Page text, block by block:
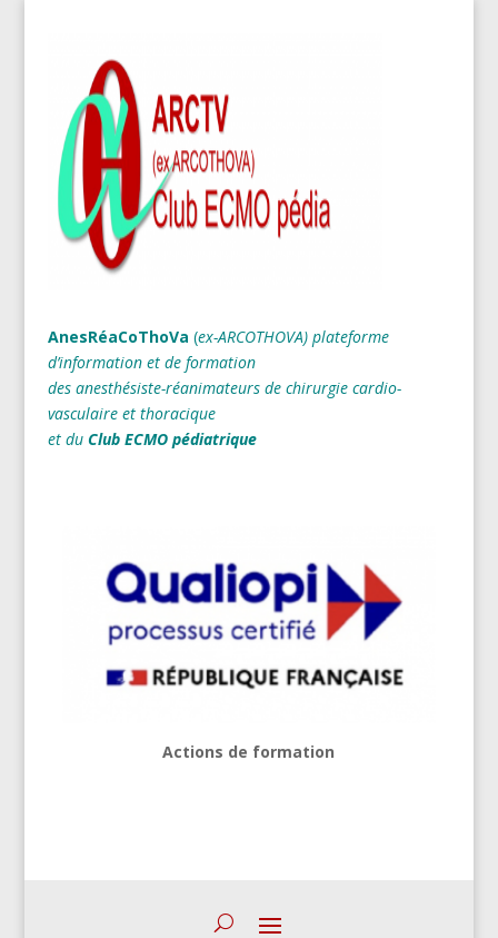
AnesRéaCoThoVa (ex-ARCOTHOVA) plateforme
d’information et de formation
des anesthésiste-réanimateurs de chirurgie cardio-
vasculaire et thoracique
et du Club ECMO pédiatrique
Actions de formation